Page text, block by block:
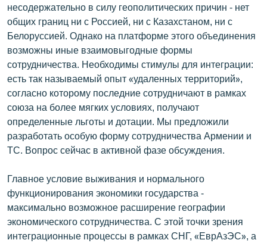
несодержательно в силу геополитических причин - нет
общих границ ни с Россией, ни с Казахстаном, ни с
Белоруссией. Однако на платформе этого объединения
возможны иные взаимовыгодные формы
сотрудничества. Необходимы стимулы для интеграции:
есть так называемый опыт «удаленных территорий»,
согласно которому последние сотрудничают в рамках
союза на более мягких условиях, получают
определенные льготы и дотации. Мы предложили
разработать особую форму сотрудничества Армении и
ТС. Вопрос сейчас в активной фазе обсуждения.
Главное условие выживания и нормального
функционирования экономики государства -
максимально возможное расширение географии
экономического сотрудничества. С этой точки зрения
интеграционные процессы в рамках СНГ, «ЕврАзЭС», а